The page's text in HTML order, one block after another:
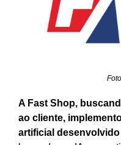
A Fast Shop,
ao cliente,
artificial desenvolvido